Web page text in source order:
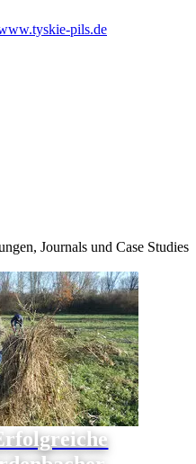
pils.de
Journals und Case Studies